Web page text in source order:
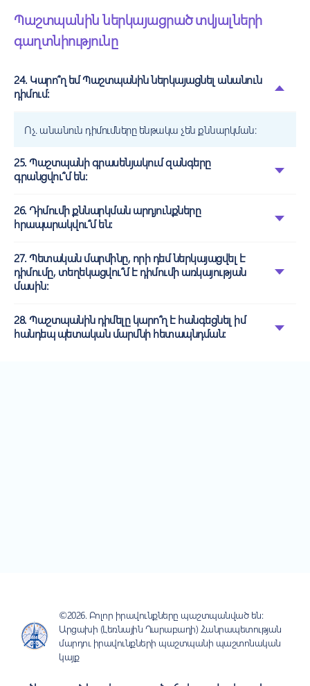
Պաշտպանին ներկայացրած տվյալների
գաղտնիությունը
24. Կարո՞ղ եմ Պաշտպանին ներկայացնել անանուն
դիմում:
Ոչ. անանուն դիմումները ենթակա չեն քննարկման:
25. Պաշտպանի գրասենյակում զանգերը
գրանցվու՞մ են:
26. Դիմումի քննարկման արդյունքները
հրապարակվու՞մ են:
27. Պետական մարմինը, որի դեմ ներկայացվել է
դիմումը, տեղեկացվու՞մ է դիմումի առկայության
մասին:
28. Պաշտպանին դիմելը կարո՞ղ է հանգեցնել իմ
հանդեպ պետական մարմնի հետապնդման:
©2026. Բոլոր իրավունքները պաշտպանված են:
Արցախի (Լեռնային Ղարաբաղի) Հանրապետության
մարդու իրավունքների պաշտպանի պաշտոնական
կայք